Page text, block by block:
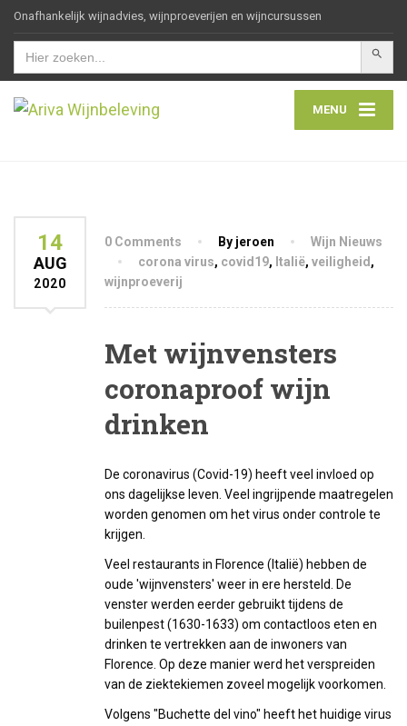
Onafhankelijk wijnadvies, wijnproeverijen en wijncursussen
Zoek
naar:
MENU
14
AUG
2020
0 Comments By jeroen
Wijn Nieuws
corona virus, covid19, Italië, veiligheid ,
wijnproeverij
Met wijnvensters
coronaproof wijn
drinken
De coronavirus (Covid-19) heeft veel invloed op
ons dagelijkse leven. Veel ingrijpende maatregelen
worden genomen om het virus onder controle te
krijgen.
Veel restaurants in Florence (Italië) hebben de
oude 'wijnvensters' weer in ere hersteld. De
venster werden eerder gebruikt tijdens de
builenpest (1630-1633) om contactloos eten en
drinken te vertrekken aan de inwoners van
Florence. Op deze manier werd het verspreiden
van de ziektekiemen zoveel mogelijk voorkomen.
Volgens "Buchette del vino" heeft het huidige virus